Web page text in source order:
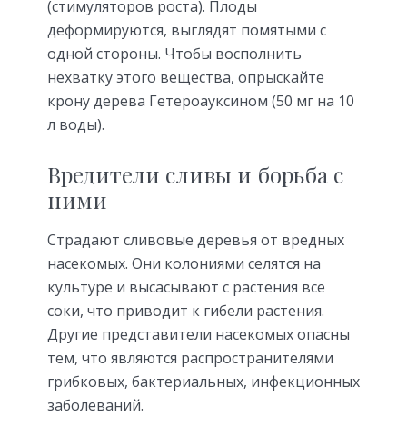
(стимуляторов роста). Плоды
деформируются, выглядят помятыми с
одной стороны. Чтобы восполнить
нехватку этого вещества, опрыскайте
крону дерева Гетероауксином (50 мг на 10
л воды).
Вредители сливы и борьба с
ними
Страдают сливовые деревья от вредных
насекомых. Они колониями селятся на
культуре и высасывают с растения все
соки, что приводит к гибели растения.
Другие представители насекомых опасны
тем, что являются распространителями
грибковых, бактериальных, инфекционных
заболеваний.